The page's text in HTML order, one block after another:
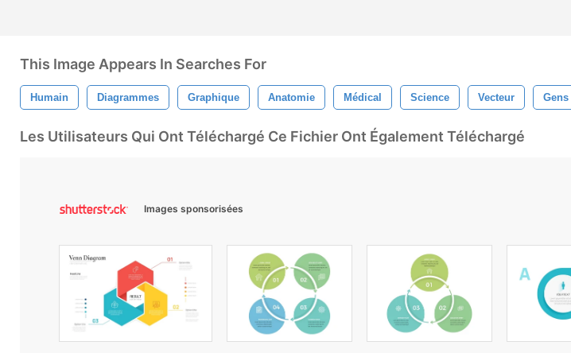
This Image Appears In Searches For
Humain Diagrammes Graphique Anatomie Médical Science Vecteur Gens
Les Utilisateurs Qui Ont Téléchargé Ce Fichier Ont Également Téléchargé
Images sponsorisées